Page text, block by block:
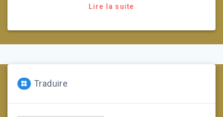
Lire la suite
Traduire